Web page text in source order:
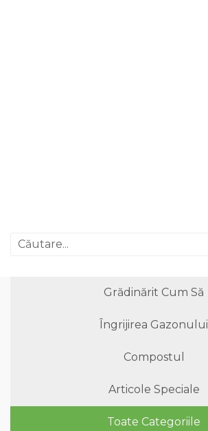
Grădinărit Cum Să
Îngrijirea Gazonului
Compostul
Articole Speciale
Toate Categoriile